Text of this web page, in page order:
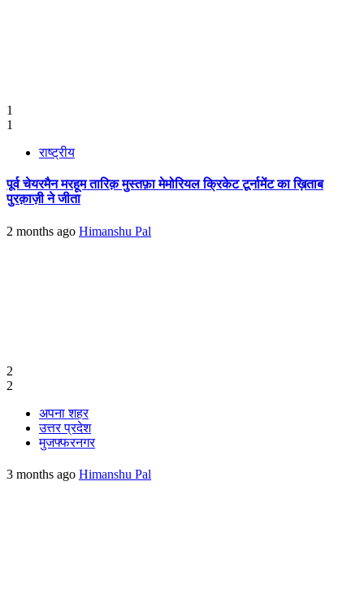
1
1
राष्ट्रीय
पूर्व चेयरमैन मरहूम तारिक़ मुस्तफ़ा मेमोरियल क्रिकेट टूर्नामेंट का ख़िताब
पुरक़ाज़ी ने जीता
2 months ago Himanshu Pal
2
2
अपना शहर
उत्तर प्रदेश
मुजफ्फरनगर
3 months ago Himanshu Pal